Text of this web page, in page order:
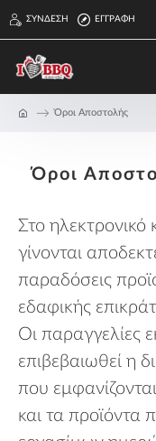
ΣΎΝΔΕΣΗ ΕΓΓΡΑΦΉ
Όροι Αποστολής
Όροι
Στο
γίνονται
παραδόσεις
εδαφικής
Οι παραγγελίες
επιβεβαιωθεί η
που
και τα προϊόντα